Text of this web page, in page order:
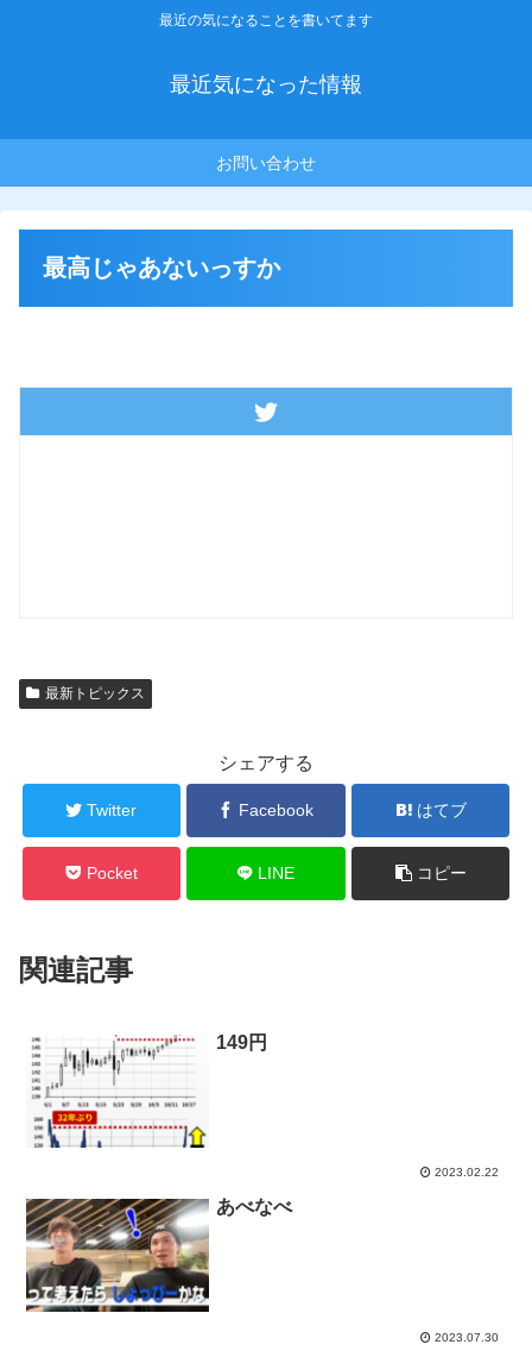
最近の気になることを書いてます
最近気になった情報
お問い合わせ
最高じゃあないっすか
最新トピックス
シェアする
Twitter Facebook はてブ
Pocket LINE コピー
関連記事
149円
2023.02.22
あべなべ
2023.07.30